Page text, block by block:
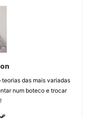
das mais variadas
num boteco e trocar